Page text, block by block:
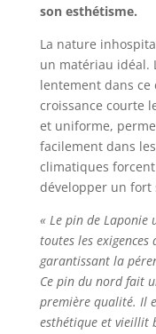
son esthétisme.
La nature
un matériau idéal.
lentement dans ce
croissance courte
et uniforme,
facilement dans
climatiques
développer un fort
« Le pin de Laponie
toutes les exigences
garantissant la
Ce pin du nord fait
première qualité. Il
esthétique et vieillit